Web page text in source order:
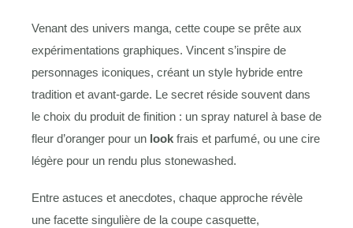
Venant des univers manga, cette coupe se prête aux
expérimentations graphiques. Vincent s’inspire de
personnages iconiques, créant un style hybride entre
tradition et avant-garde. Le secret réside souvent dans
le choix du produit de finition : un spray naturel à base de
fleur d’oranger pour un look frais et parfumé, ou une cire
légère pour un rendu plus stonewashed.
Entre astuces et anecdotes, chaque approche révèle
une facette singulière de la coupe casquette,